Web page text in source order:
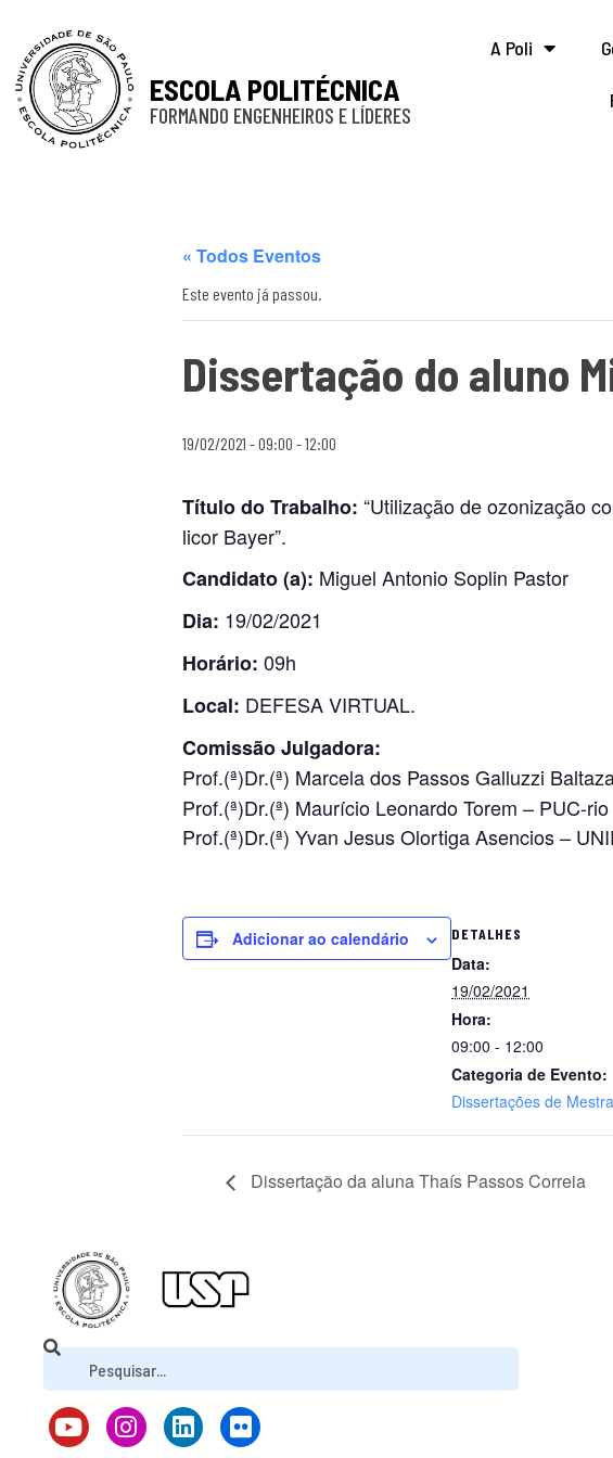
ESCOLA POLITÉCNICA
FORMANDO ENGENHEIROS E LÍDERES
A Poli
« Todos Eventos
Este evento já passou.
Dissertação do aluno
19/02/2021 - 09:00 -12:00
Título do Trabalho: “Utilização de ozonização
licor Bayer”.
Candidato (a): Miguel Antonio Soplin Pastor
Dia: 19/02/2021
Horário: 09h
Local: DEFESA VIRTUAL.
Comissão Julgadora:
Prof.(ª)Dr.(ª) Marcela dos Passos Galluzzi
Prof.(ª)Dr.(ª) Maurício Leonardo Torem – PUC-rio
Prof.(ª)Dr.(ª) Yvan Jesus Olortiga Asencios –
Adicionar ao calendário DETALHES
Data:
19/02/2021
Hora:
09:00 - 12:00
Categoria de Evento:
Dissertações de
Dissertação da aluna Thaís Passos Correia